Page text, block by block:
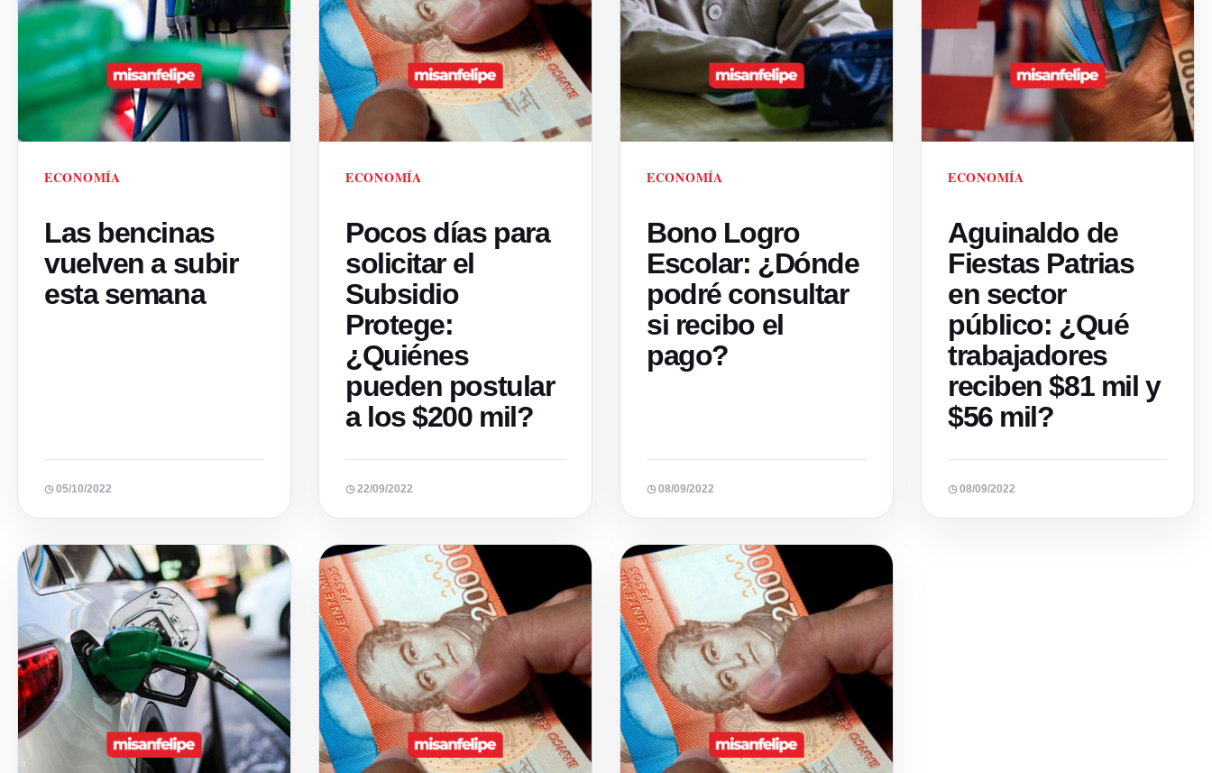
ECONOMÍA
Las bencinas
vuelven a subir
esta semana
◷ 05/10/2022
ECONOMÍA
Pocos días para
solicitar el
Subsidio
Protege:
¿Quiénes
pueden postular
a los $200 mil?
◷ 22/09/2022
ECONOMÍA
Bono Logro
Escolar: ¿Dónde
podré consultar
si recibo el
pago?
◷ 08/09/2022
ECONOMÍA
Aguinaldo de
Fiestas Patrias
en sector
público: ¿Qué
trabajadores
reciben $81 mil y
$56 mil?
◷ 08/09/2022